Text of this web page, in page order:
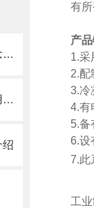
开放式冷水机的材料元件及设计理念分析
螺杆式冷水机主空调系统水泵的使用与选型
绍
有
产
1.采
2.配
3.冷
4.有
5.备
6.设
7.此
工业